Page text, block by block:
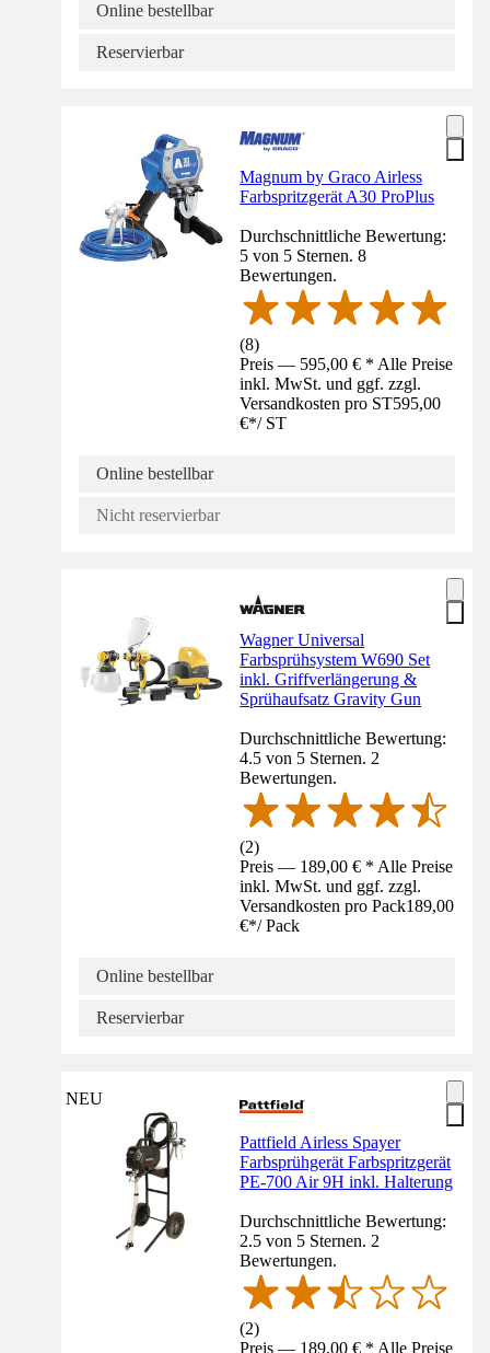
Online bestellbar
Reservierbar
Magnum by Graco Airless
Farbspritzgerät A30 ProPlus
Durchschnittliche Bewertung:
5 von 5 Sternen. 8
Bewertungen.
(8)
Preis — 595,00 € * Alle Preise
inkl. MwSt. und ggf. zzgl.
Versandkosten pro ST595,00
€*/ ST
Online bestellbar
Nicht reservierbar
Wagner Universal
Farbsprühsystem W690 Set
inkl. Griffverlängerung &
Sprühaufsatz Gravity Gun
Durchschnittliche Bewertung:
4.5 von 5 Sternen. 2
Bewertungen.
(2)
Preis — 189,00 € * Alle Preise
inkl. MwSt. und ggf. zzgl.
Versandkosten pro Pack189,00
€*/ Pack
Online bestellbar
Reservierbar
NEU
Pattfield Airless Spayer
Farbsprühgerät Farbspritzgerät
PE-700 Air 9H inkl. Halterung
Durchschnittliche Bewertung:
2.5 von 5 Sternen. 2
Bewertungen.
(2)
Preis — 189,00 € * Alle Preise